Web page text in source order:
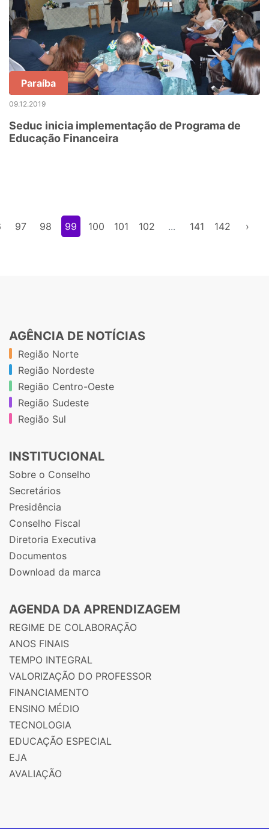
Paraíba
09.12.2019
Seduc inicia implementação de Programa de
Educação Financeira
97 98 99 100 101 102 ... 141 142 ›
AGÊNCIA DE NOTÍCIAS
Região Norte
Região Nordeste
Região Centro-Oeste
Região Sudeste
Região Sul
INSTITUCIONAL
Sobre o Conselho
Secretários
Presidência
Conselho Fiscal
Diretoria Executiva
Documentos
Download da marca
AGENDA DA APRENDIZAGEM
REGIME DE COLABORAÇÃO
ANOS FINAIS
TEMPO INTEGRAL
VALORIZAÇÃO DO PROFESSOR
FINANCIAMENTO
ENSINO MÉDIO
TECNOLOGIA
EDUCAÇÃO ESPECIAL
EJA
AVALIAÇÃO